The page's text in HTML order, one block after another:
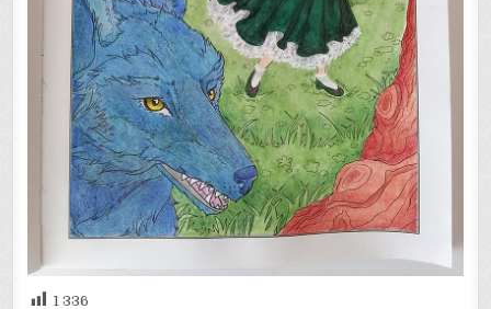
1 336